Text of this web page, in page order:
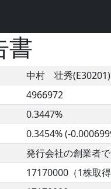
書
中村 壮秀(E30201)
4966972
0.3447%
0.3454% (-
発行会社の創業者
17170000（1株取得